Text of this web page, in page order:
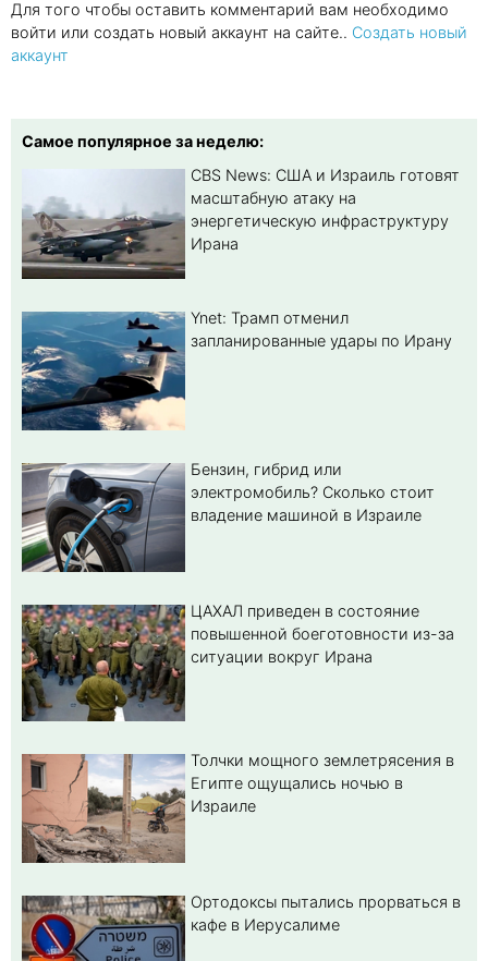
Для того чтобы оставить комментарий вам необходимо
войти или создать новый аккаунт на сайте.. Создать новый
аккаунт
Самое популярное за неделю:
CBS News: США и Израиль готовят
масштабную атаку на
энергетическую инфраструктуру
Ирана
Ynet: Трамп отменил
запланированные удары по Ирану
Бензин, гибрид или
электромобиль? Cколько стоит
владение машиной в Израиле
ЦАХАЛ приведен в состояние
повышенной боеготовности из-за
ситуации вокруг Ирана
Толчки мощного землетрясения в
Египте ощущались ночью в
Израиле
Ортодоксы пытались прорваться в
кафе в Иерусалиме